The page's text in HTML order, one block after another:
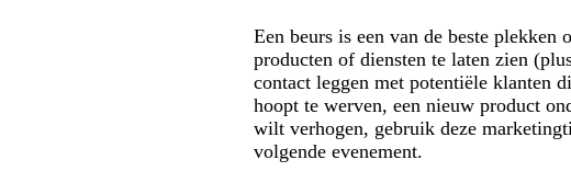
Een beurs is een van de beste
producten of diensten te laten zien
contact leggen met potentiële klanten
hoopt te werven, een nieuw product
wilt verhogen, gebruik deze
volgende evenement.